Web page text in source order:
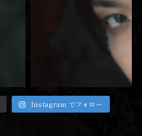
Instagram でフォロー